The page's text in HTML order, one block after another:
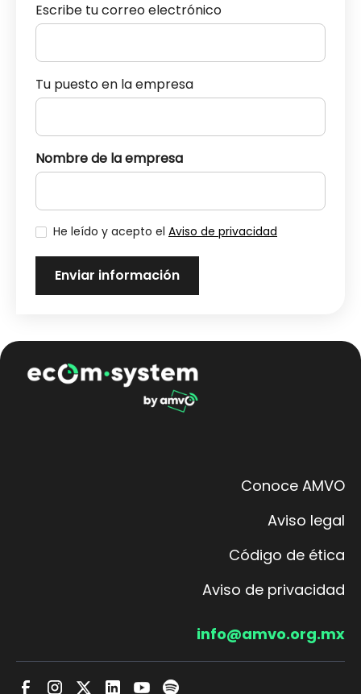
Escribe tu correo electrónico
Tu puesto en la empresa
Nombre de la empresa
He leído y acepto el Aviso de privacidad
Conoce AMVO
Aviso legal
Código de ética
Aviso de privacidad
info@amvo.org.mx